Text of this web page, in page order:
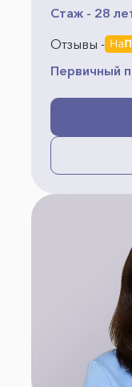
Стаж - 28
Отзывы -
Первичный